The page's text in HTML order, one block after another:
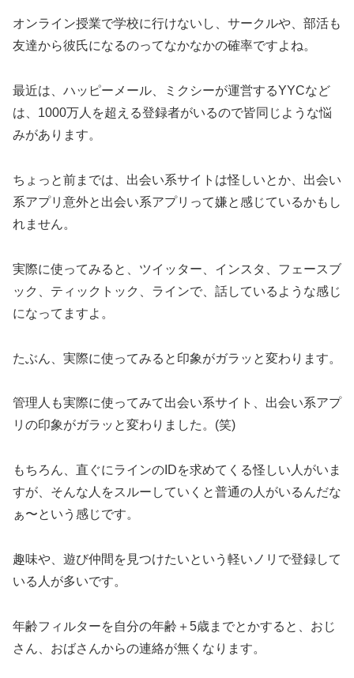
オンライン授業で学校に行けないし、サークルや、部活も
友達から彼氏になるのってなかなかの確率ですよね。
最近は、ハッピーメール、ミクシーが運営するYYCなど
は、1000万人を超える登録者がいるので皆同じような悩
みがあります。
ちょっと前までは、出会い系サイトは怪しいとか、出会い
系アプリ意外と出会い系アプリって嫌と感じているかもし
れません。
実際に使ってみると、ツイッター、インスタ、フェースブ
ック、ティックトック、ラインで、話しているような感じ
になってますよ。
たぶん、実際に使ってみると印象がガラッと変わります。
管理人も実際に使ってみて出会い系サイト、出会い系アプ
リの印象がガラッと変わりました。(笑)
もちろん、直ぐにラインのIDを求めてくる怪しい人がいま
すが、そんな人をスルーしていくと普通の人がいるんだな
ぁ〜という感じです。
趣味や、遊び仲間を見つけたいという軽いノリで登録して
いる人が多いです。
年齢フィルターを自分の年齢＋5歳までとかすると、おじ
さん、おばさんからの連絡が無くなります。